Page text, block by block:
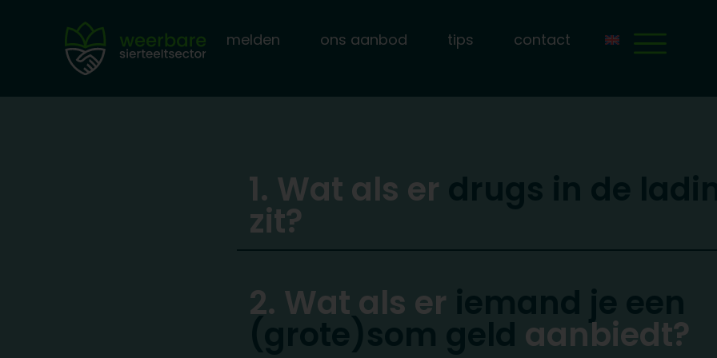
melden ons aanbod tips contact
1. Wat als er
zit?
2. Wat als er
aanbiedt?